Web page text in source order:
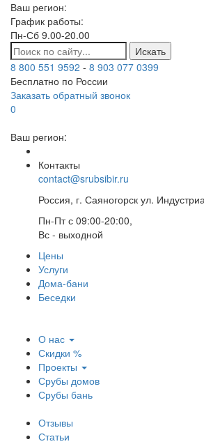
Ваш регион:
График работы:
Пн-Сб 9.00-20.00
Искать
8 800 551 9592 - 8 903 077 0399
Бесплатно по России
Заказать обратный звонок
0
Ваш регион:
Контакты
contact@srubsibir.ru
Россия, г. Саяногорск ул.
Пн-Пт с 09:00-20:00,
Вс - выходной
Цены
Услуги
Дома-бани
Беседки
О нас
Скидки %
Проекты
Срубы домов
Срубы бань
Отзывы
Статьи